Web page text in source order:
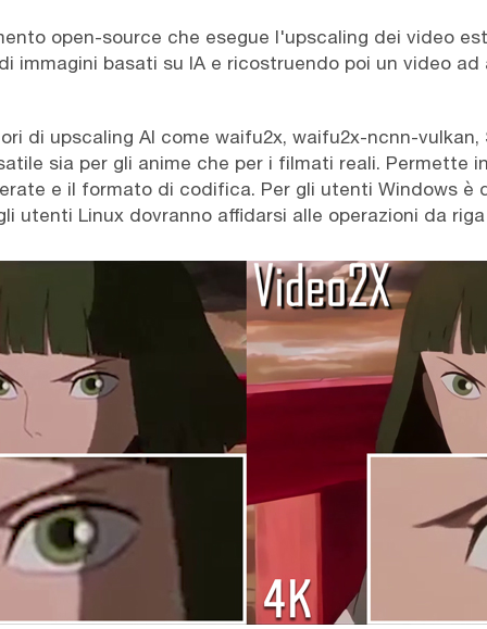
open-source che esegue l'upscaling dei video
immagini basati su IA e ricostruendo poi un video
di upscaling AI come waifu2x, waifu2x-ncnn-vulkan,
sia per gli anime che per i filmati reali. Permette
e il formato di codifica. Per gli utenti Windows è
utenti Linux dovranno affidarsi alle operazioni da